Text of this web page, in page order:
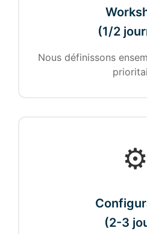
(1/2
Nous définissons
⚙️
(2-3